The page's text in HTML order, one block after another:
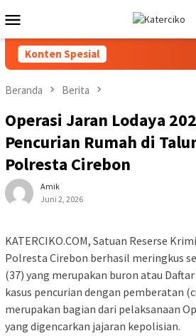
ke
kontenMobile
Konten Spesial
Beranda Berita
Operasi Jaran Lodaya
Pencurian Rumah di
Polresta Cirebon
Amik
Juni 2, 2026
KATERCIKO.COM, Satuan Reserse
Polresta Cirebon berhasil meringkus
(37) yang merupakan buron atau
kasus pencurian dengan pemberatan
merupakan bagian dari pelaksanaan
yang digencarkan jajaran kepolisian.